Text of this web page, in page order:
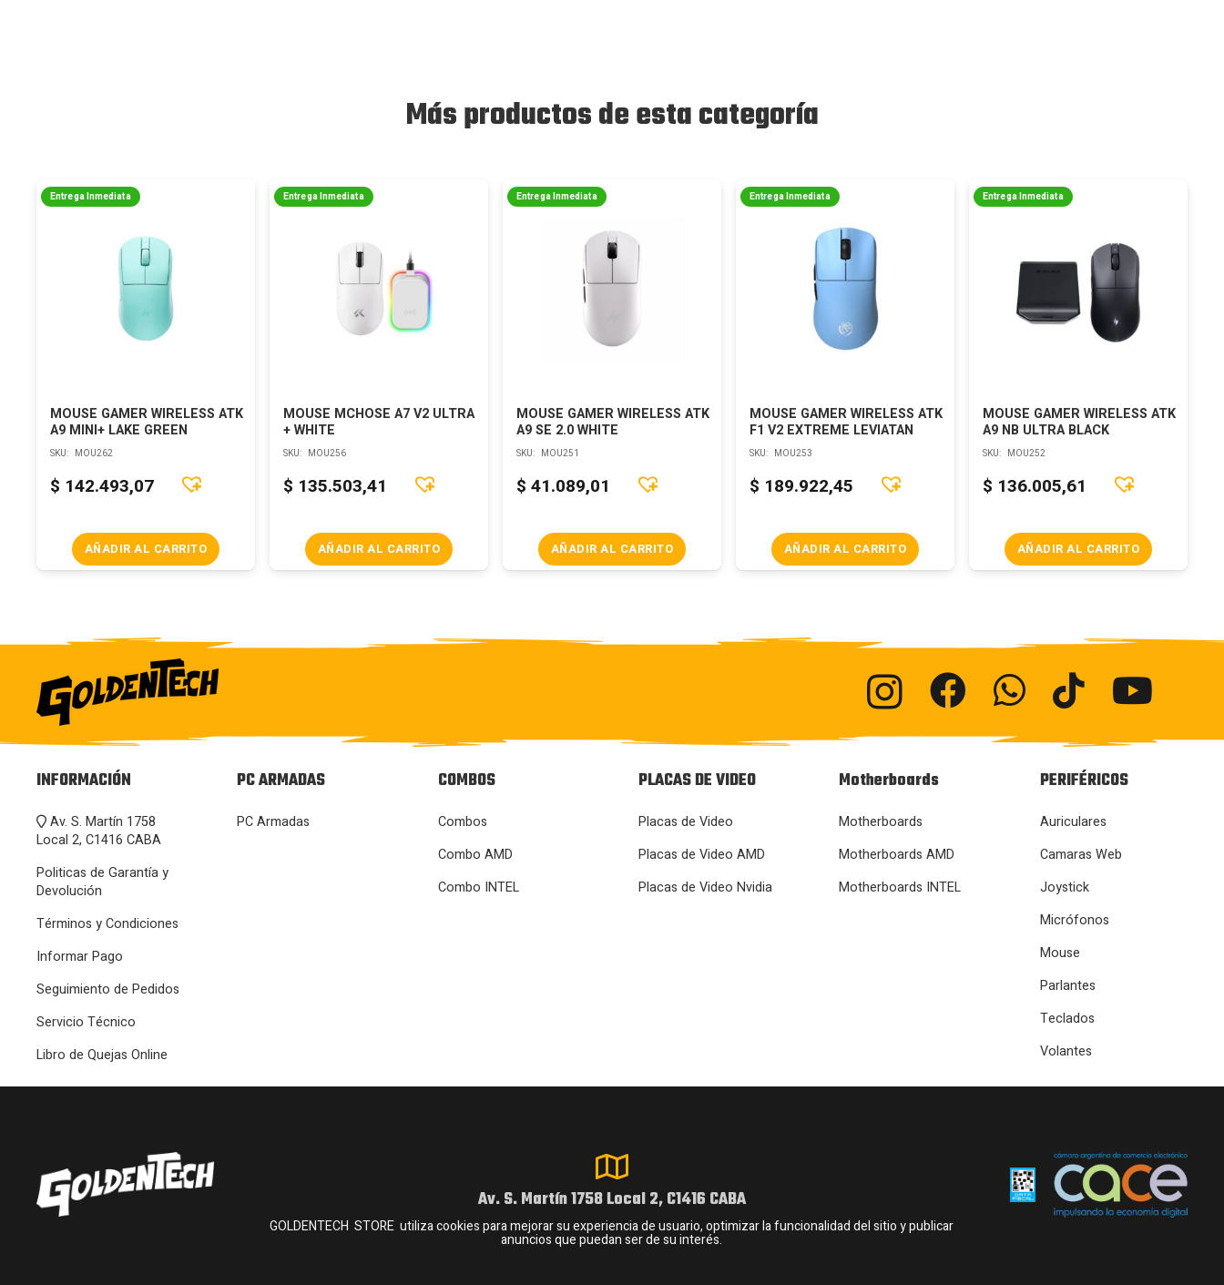
Más productos de esta categoría
Entrega Inmediata
MOUSE GAMER WIRELESS ATK
A9 MINI+ LAKE GREEN
SKU: MOU262
$ 142.493,07
AÑADIR AL CARRITO
Entrega Inmediata
MOUSE MCHOSE A7 V2 ULTRA
+ WHITE
SKU: MOU256
$ 135.503,41
AÑADIR AL CARRITO
Entrega Inmediata
MOUSE GAMER WIRELESS ATK
A9 SE 2.0 WHITE
SKU: MOU251
$ 41.089,01
AÑADIR AL CARRITO
Entrega Inmediata
MOUSE GAMER WIRELESS ATK
F1 V2 EXTREME LEVIATAN
SKU: MOU253
$ 189.922,45
AÑADIR AL CARRITO
Entrega Inmediata
MOUSE GAMER WIRELESS ATK
A9 NB ULTRA BLACK
SKU: MOU252
$ 136.005,61
AÑADIR AL CARRITO
INFORMACIÓN
Av. S. Martín 1758
Local 2, C1416 CABA
Politicas de Garantía y
Devolución
Términos y Condiciones
Informar Pago
Seguimiento de Pedidos
Servicio Técnico
Libro de Quejas Online
PC ARMADAS
PC Armadas
COMBOS
Combos
Combo AMD
Combo INTEL
PLACAS DE VIDEO
Placas de Video
Placas de Video AMD
Placas de Video Nvidia
Motherboards
Motherboards
Motherboards AMD
Motherboards INTEL
PERIFÉRICOS
Auriculares
Camaras Web
Joystick
Micrófonos
Mouse
Parlantes
Teclados
Volantes
Av. S. Martín 1758 Local 2, C1416 CABA
GOLDENTECH STORE utiliza cookies para mejorar su experiencia de usuario, optimizar la funcionalidad del sitio y publicar
anuncios que puedan ser de su interés.